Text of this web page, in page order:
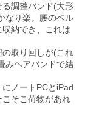
調整バンド(大形
なり楽。腰のベル
納でき、これは
取り回しが(これ
みヘアバンドで結
ノートPCとiPad
そこ荷物があれ